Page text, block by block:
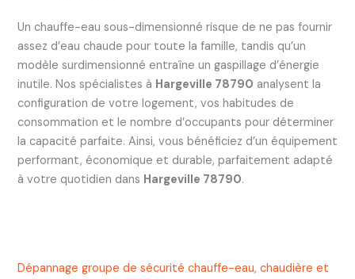
Un chauffe-eau sous-dimensionné risque de ne pas fournir
assez d’eau chaude pour toute la famille, tandis qu’un
modèle surdimensionné entraîne un gaspillage d’énergie
inutile. Nos spécialistes à Hargeville 78790 analysent la
configuration de votre logement, vos habitudes de
consommation et le nombre d’occupants pour déterminer
la capacité parfaite. Ainsi, vous bénéficiez d’un équipement
performant, économique et durable, parfaitement adapté
à votre quotidien dans Hargeville 78790.
Dépannage groupe de sécurité chauffe-eau, chaudière et